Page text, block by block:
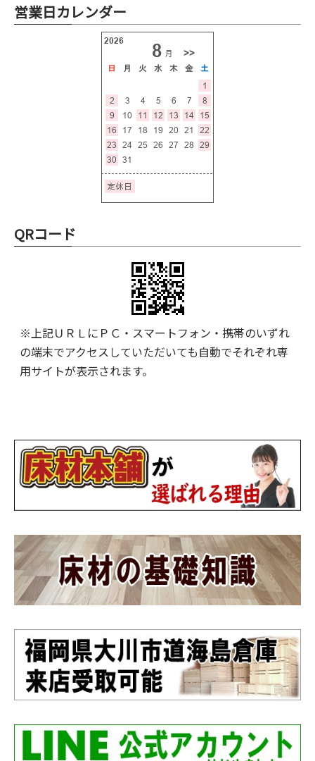
営業日カレンダー
QRコード
※上記ＵＲＬにＰＣ・スマートフォン・携帯のいずれ
の端末でアクセスしていただいても自動でそれぞれ専
用サイトが表示されます。